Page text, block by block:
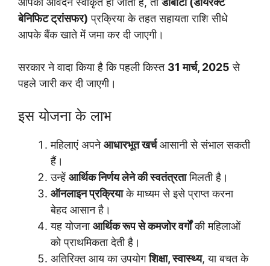
बेनिफिट ट्रांसफर) प्रक्रिया के तहत सहायता राशि सीधे
आपके बैंक खाते में जमा कर दी जाएगी।
सरकार ने वादा किया है कि पहली किस्त 31 मार्च, 2025 से
पहले जारी कर दी जाएगी।
इस योजना के लाभ
महिलाएं अपनेआधारभूत खर्चआसानी से संभाल सकती
हैं।
उन्हें आर्थिक निर्णय लेने की स्वतंत्रतामिलती है।
ऑनलाइन प्रक्रियाके माध्यम से इसे प्राप्त करना
बेहद आसान है।
यह योजनाआर्थिक रूप से कमजोर वर्गोंकी महिलाओं
को प्राथमिकता देती है।
अतिरिक्त आय का उपयोगशिक्षा, स्वास्थ्य, या बचत के